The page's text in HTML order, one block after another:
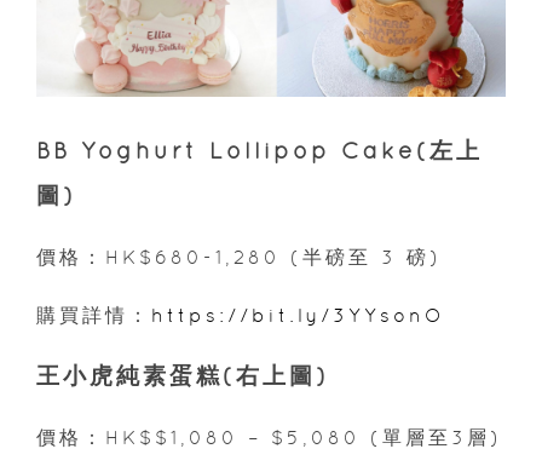
BB Yoghurt Lollipop Cake(左上
圖)
價格：HK$680-1,280 (半磅至 3 磅)
購買詳情： https://bit.ly/3YYsonO
王小虎純素蛋糕(右上圖)
價格：HK$$1,080 – $5,080 (單層至3層)